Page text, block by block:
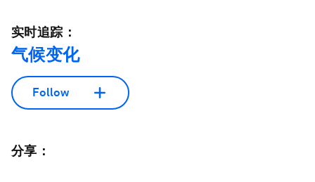
实时追踪：
气候变化
Follow
分享：